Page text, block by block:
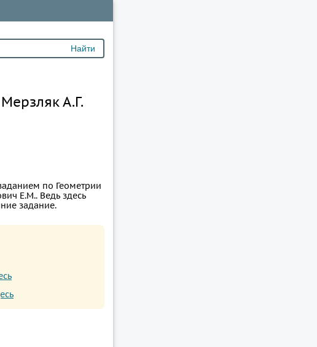
А.Г.
по Геометрии
Е.М.. Ведь здесь
задание.